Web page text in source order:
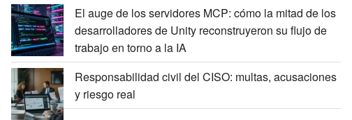
El auge de los servidores MCP: cómo la mitad de los
desarrolladores de Unity reconstruyeron su flujo de
trabajo en torno a la IA
Responsabilidad civil del CISO: multas, acusaciones
y riesgo real